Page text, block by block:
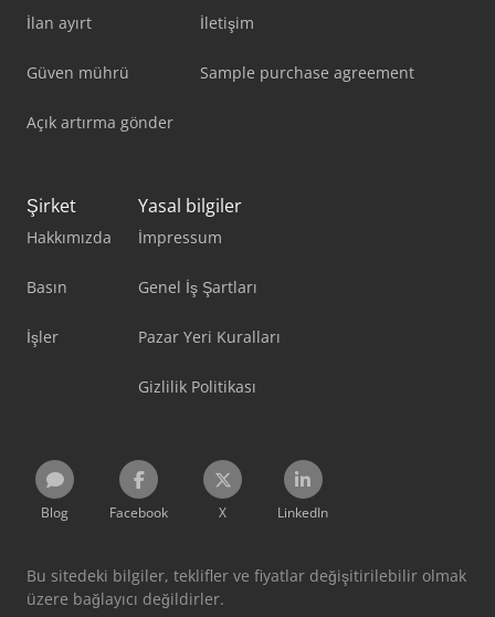
İlan ayırt
Güven mührü
Açık artırma gönder
İletişim
Sample purchase agreement
Şirket
Hakkımızda
Basın
İşler
Yasal bilgiler
İmpressum
Genel İş Şartları
Pazar Yeri Kuralları
Gizlilik Politikası
Blog Facebook X LinkedIn
Bu sitedeki bilgiler, teklifler ve fiyatlar değişitirilebilir olmak
üzere bağlayıcı değildirler.